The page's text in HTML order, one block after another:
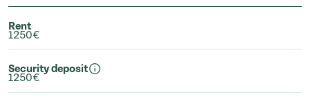
Rent
1250€
Security deposit
1250€